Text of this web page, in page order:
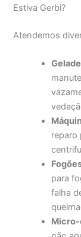
Estiva Gerbi?
Atendemos
reparo
para
falha
Micro-